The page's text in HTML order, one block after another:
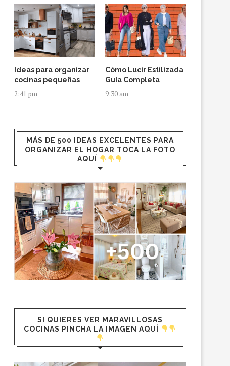
Ideas para organizar
cocinas pequeñas
2:41 pm
Cómo Lucir Estilizada
Guía Completa
9:30 am
MÁS DE 500 IDEAS EXCELENTES PARA
ORGANIZAR EL HOGAR TOCA LA FOTO
AQUÍ
SI QUIERES VER MARAVILLOSAS
COCINAS PINCHA LA IMAGEN AQUÍ